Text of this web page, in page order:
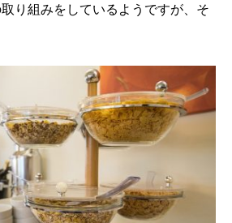
り組みをしているようですが、そ